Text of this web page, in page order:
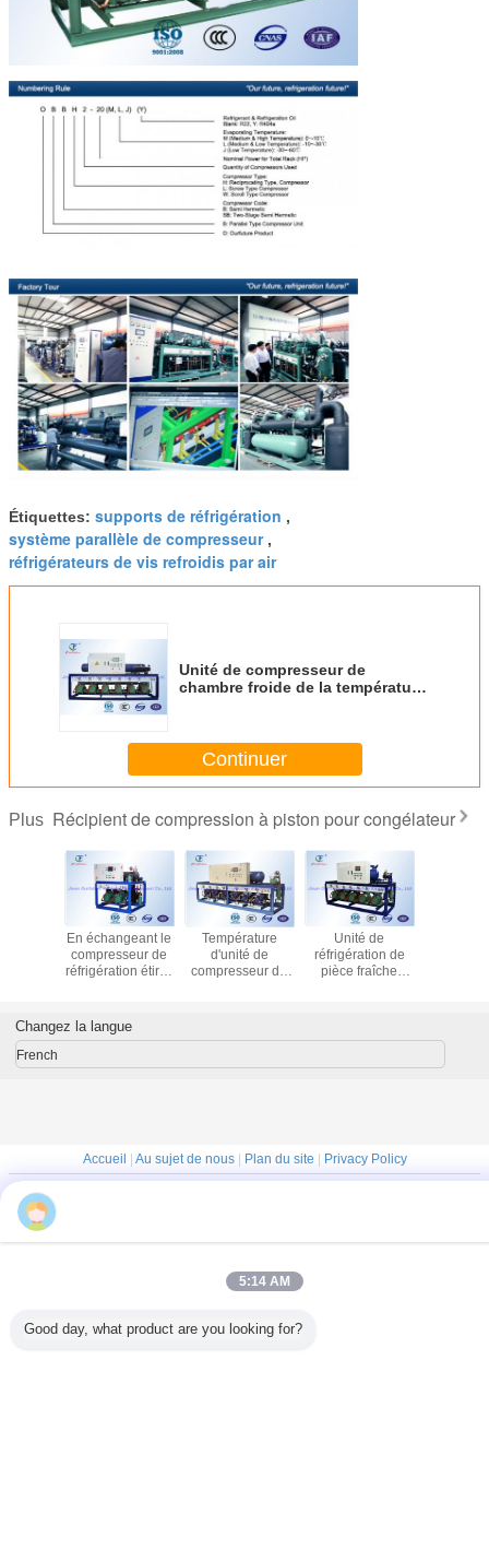
Étiquettes: supports de réfrigération ,
système parallèle de compresseur,
réfrigérateurs de vis refroidis par air
Unité de compresseur de
chambre froide de la température
Continuer
Plus Récipient de compression à piston pour congélateur
de
R404a
En échangeant le
compresseur de
réfrigération étirez
Température
d'unité de
compresseur de
basse
Unité de
réfrigération de
pièce fraîche
de bière brune
Changez la langue
French
Accueil Au sujet de nous| Plan du site
Privacy Policy
Copyright © 2015 - 2026 Shandong Ourfuture Energy Technology Co., Ltd..
5:14 AM
Good day, what product are you looking for?